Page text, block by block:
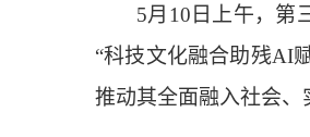
5月10日上午，第三
“科技文化融合助残AI
推动其全面融入社会、